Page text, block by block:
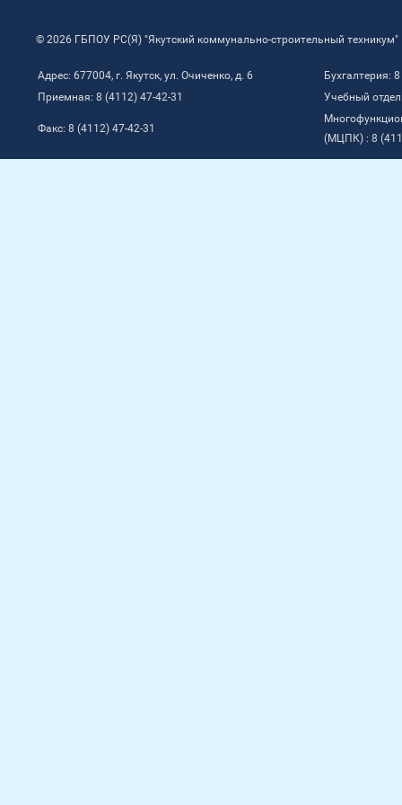
© 2026 ГБПОУ РС(Я) "Якутский коммунально-строительный техникум"
Адрес: 677004, г. Якутск, ул. Очиченко, д. 6
Бухгалтерия:
Приемная: 8 (4112) 47-42-31
Учебный
Факс: 8 (4112) 47-42-31
(МЦПК) : 8